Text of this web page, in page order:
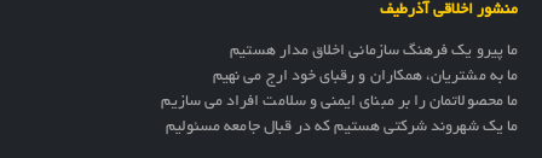
منشور اخلاقی آذرطیف
ما پیرو یک فرهنگ سازمانی اخلاق مدار هستیم
ما به مشتریان، همکاران و رقبای خود ارج می نهیم
ما محصولاتمان را بر مبنای ایمنی و سلامت افراد می سازیم
ما یک شهروند شرکتی هستیم که در قبال جامعه مسئولیم